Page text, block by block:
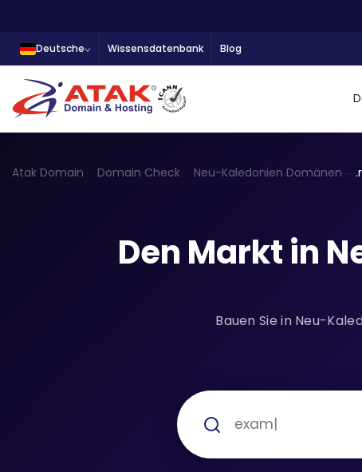
Deutsche Wissensdatenbank Blog
Atak Domain Domain Check Neu-Kaledonien Domänen
Den Markt in
Bauen Sie in Neu-